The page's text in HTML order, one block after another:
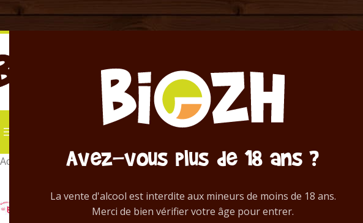
Avez-vous plus de 18 ans ?
La vente d'alcool est interdite aux mineurs de moins de 18 ans.
Merci de bien vérifier votre âge pour entrer.
Location tirage pression
Accueil Bières en bouteille/Lepus mordax